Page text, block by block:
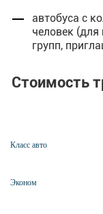
автобуса с
человек
групп,
Стоимость
Класс авто
Эконом